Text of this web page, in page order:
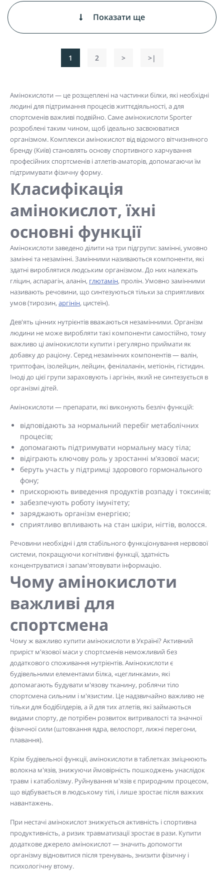
Показати ще
1 2 > >|
Амінокислоти — це розщеплені на частинки білки, які необхідні
людині для підтримання процесів життєдіяльності, а для
спортсменів важливі подвійно. Саме амінокислоти Sporter
розроблені таким чином, щоб ідеально засвоюватися
організмом. Комплекси амінокислот від відомого вітчизняного
бренду (Київ) становлять основу спортивного харчування
професійних спортсменів і атлетів-аматорів, допомагаючи їм
підтримувати фізичну форму.
Класифікація
амінокислот, їхні
основні функції
Амінокислоти заведено ділити на три підгрупи: замінні, умовно
замінні та незамінні. Замінними називаються компоненти, які
здатні вироблятися людським організмом. До них належать
гліцин, аспарагін, аланін, глютамін, пролін. Умовно замінними
називають речовини, що синтезуються тільки за сприятливих
умов (тирозин, аргінін, цистеїн).
Дев'ять цінних нутрієнтів вважаються незамінними. Організм
людини не може виробляти такі компоненти самостійно, тому
важливо ці амінокислоти купити і регулярно приймати як
добавку до раціону. Серед незамінних компонентів — валін,
триптофан, ізолейцин, лейцин, фенілаланін, метіонін, гістидин.
Іноді до цієї групи зараховують і аргінін, який не синтезується в
організмі дітей.
Амінокислоти — препарати, які виконують безліч функцій:
відповідають за нормальний перебіг метаболічних
процесів;
допомагають підтримувати нормальну масу тіла;
відіграють ключову роль у зростанні м'язової маси;
беруть участь у підтримці здорового гормонального
фону;
прискорюють виведення продуктів розпаду і токсинів;
забезпечують роботу імунітету;
заряджають організм енергією;
сприятливо впливають на стан шкіри, нігтів, волосся.
Речовини необхідні і для стабільного функціонування нервової
системи, покращуючи когнітивні функції, здатність
концентруватися і запам'ятовувати інформацію.
Чому амінокислоти
важливі для
спортсмена
Чому ж важливо купити амінокислоти в Україні? Активний
приріст м'язової маси у спортсменів неможливий без
додаткового споживання нутрієнтів. Амінокислоти є
будівельними елементами білка, «цеглинками», які
допомагають будувати м'язову тканину, роблячи тіло
спортсмена сильним і м'язистим. Це надзвичайно важливо не
тільки для бодібілдерів, а й для тих атлетів, які займаються
видами спорту, де потрібен розвиток витривалості та значної
фізичної сили (штовхання ядра, велоспорт, лижні перегони,
плавання).
Крім будівельної функції, амінокислоти в таблетках зміцнюють
волокна м'язів, знижуючи ймовірність пошкоджень унаслідок
травм і катаболізму. Руйнування м'язів є природним процесом,
що відбувається в людському тілі, і лише зростає після важких
навантажень.
При нестачі амінокислот знижується активність і спортивна
продуктивність, а ризик травматизації зростає в рази. Купити
додаткове джерело амінокислот — значить допомогти
організму відновитися після тренувань, знизити фізичну і
психологічну втому.